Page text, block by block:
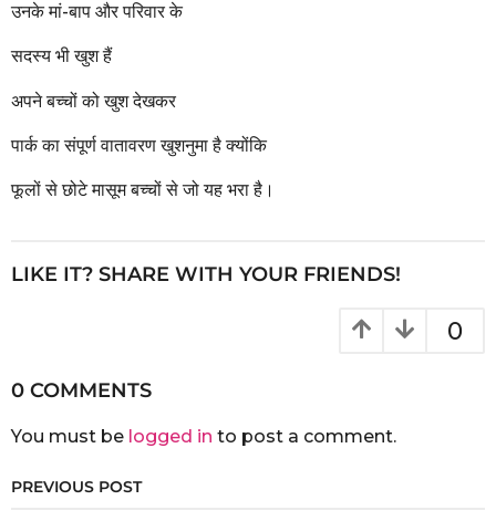
उनके मां-बाप और परिवार के
सदस्य भी खुश हैं
अपने बच्चों को खुश देखकर
पार्क का संपूर्ण वातावरण खुशनुमा है क्योंकि
फूलों से छोटे मासूम बच्चों से जो यह भरा है।
LIKE IT? SHARE WITH YOUR FRIENDS!
0
0 COMMENTS
You must be logged in to post a comment.
PREVIOUS POST